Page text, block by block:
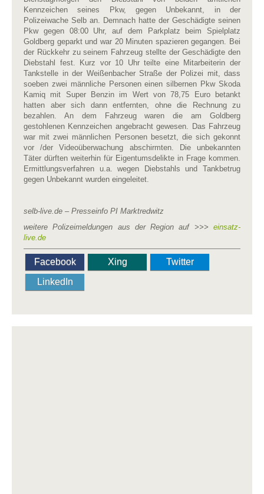
Kennzeichen seines Pkw, gegen Unbekannt, in der
Polizeiwache Selb an. Demnach hatte der Geschädigte seinen
Pkw gegen 08:00 Uhr, auf dem Parkplatz beim Spielplatz
Goldberg geparkt und war 20 Minuten spazieren gegangen. Bei
der Rückkehr zu seinem Fahrzeug stellte der Geschädigte den
Diebstahl fest. Kurz vor 10 Uhr teilte eine Mitarbeiterin der
Tankstelle in der Weißenbacher Straße der Polizei mit, dass
soeben zwei männliche Personen einen silbernen Pkw Skoda
Kamiq mit Super Benzin im Wert von 78,75 Euro betankt
hatten aber sich dann entfernten, ohne die Rechnung zu
bezahlen. An dem Fahrzeug waren die am Goldberg
gestohlenen Kennzeichen angebracht gewesen. Das Fahrzeug
war mit zwei männlichen Personen besetzt, die sich gekonnt
vor /der Videoüberwachung abschirmten. Die unbekannten
Täter dürften weiterhin für Eigentumsdelikte in Frage kommen.
Ermittlungsverfahren u.a. wegen Diebstahls und Tankbetrug
gegen Unbekannt wurden eingeleitet.
selb-live.de – Presseinfo PI Marktredwitz
weitere Polizeimeldungen aus der Region auf >>> einsatz-
live.de
Facebook Xing
Twitter
LinkedIn